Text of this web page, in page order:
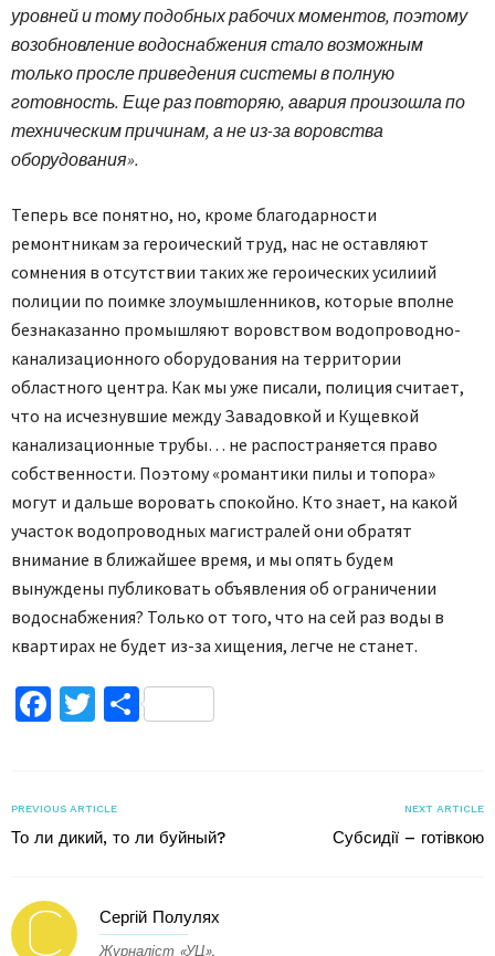
уровней и тому подобных рабочих моментов, поэтому
возобновление водоснабжения стало возможным
только просле приведения системы в полную
готовность. Еще раз повторяю, авария произошла по
техническим причинам, а не из-за воровства
оборудования».
Теперь все понятно, но, кроме благодарности
ремонтникам за героический труд, нас не оставляют
сомнения в отсутствии таких же героических усилиий
полиции по поимке злоумышленников, которые вполне
безнаказанно промышляют воровством водопроводно-
канализационного оборудования на территории
областного центра. Как мы уже писали, полиция считает,
что на исчезнувшие между Завадовкой и Кущевкой
канализационные трубы… не распостраняется право
собственности. Поэтому «романтики пилы и топора»
могут и дальше воровать спокойно. Кто знает, на какой
участок водопроводных магистралей они обратят
внимание в ближайшее время, и мы опять будем
вынуждены публиковать объявления об ограничении
водоснабжения? Только от того, что на сей раз воды в
квартирах не будет из-за хищения, легче не станет.
Facebook
TwitterПоділитися
PREVIOUS ARTICLE
То ли дикий, то ли буйный?
NEXT ARTICLE
Субсидії – готівкою
Сергій Полулях
Журналіст «УЦ».